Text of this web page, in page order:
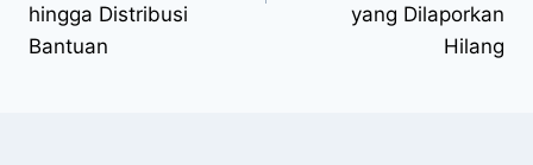
hingga Distribusi
Bantuan
yang Dilaporkan
Hilang